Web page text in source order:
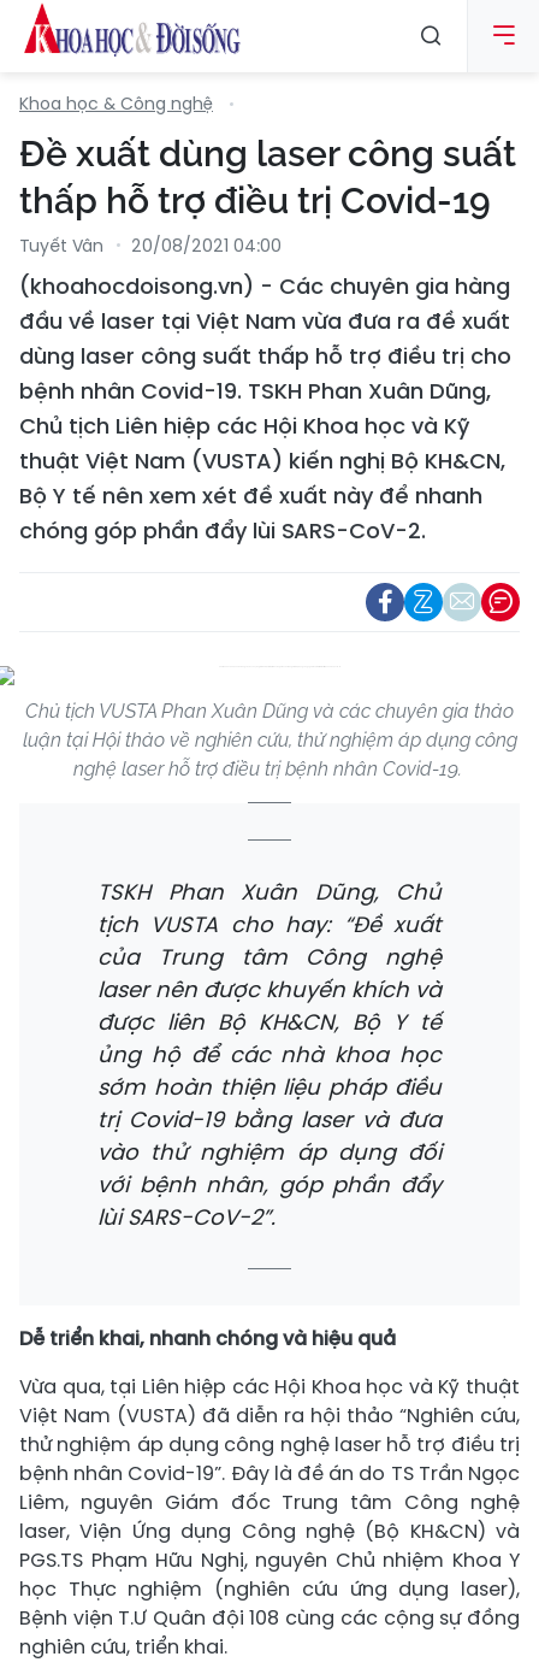
Khoa học & Công nghệ
Đề xuất dùng laser công suất
thấp hỗ trợ điều trị Covid-19
Tuyết Vân 20/08/2021 04:00
(khoahocdoisong.vn) - Các chuyên gia hàng
đầu về laser tại Việt Nam vừa đưa ra đề xuất
dùng laser công suất thấp hỗ trợ điều trị cho
bệnh nhân Covid-19. TSKH Phan Xuân Dũng,
Chủ tịch Liên hiệp các Hội Khoa học và Kỹ
thuật Việt Nam (VUSTA) kiến nghị Bộ KH&CN,
Bộ Y tế nên xem xét đề xuất này để nhanh
chóng góp phần đẩy lùi SARS-CoV-2.
Chủ tịch VUSTA Phan Xuân Dũng và các chuyên gia thảo
luận tại Hội thảo về nghiên cứu, thử nghiệm áp dụng công
nghệ laser hỗ trợ điều trị bệnh nhân Covid-19.
TSKH Phan Xuân Dũng, Chủ
tịch VUSTA cho hay: “Đề xuất
của Trung tâm Công nghệ
laser nên được khuyến khích và
được liên Bộ KH&CN, Bộ Y tế
ủng hộ để các nhà khoa học
sớm hoàn thiện liệu pháp điều
trị Covid-19 bằng laser và đưa
vào thử nghiệm áp dụng đối
với bệnh nhân, góp phần đẩy
lùi SARS-CoV-2”.
Dễ triển khai, nhanh chóng và hiệu quả
Vừa qua, tại Liên hiệp các Hội Khoa học và Kỹ thuật
Việt Nam (VUSTA) đã diễn ra hội thảo “Nghiên cứu,
thử nghiệm áp dụng công nghệ laser hỗ trợ điều trị
bệnh nhân Covid-19”. Đây là đề án do TS Trần Ngọc
Liêm, nguyên Giám đốc Trung tâm Công nghệ
laser, Viện Ứng dụng Công nghệ (Bộ KH&CN) và
PGS.TS Phạm Hữu Nghị, nguyên Chủ nhiệm Khoa Y
học Thực nghiệm (nghiên cứu ứng dụng laser),
Bệnh viện T.Ư Quân đội 108 cùng các cộng sự đồng
nghiên cứu, triển khai.